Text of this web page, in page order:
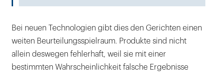
Bei neuen Technologien gibt dies den Gerichten einen
weiten Beurteilungsspielraum. Produkte sind nicht
allein deswegen fehlerhaft, weil sie mit einer
bestimmten Wahrscheinlichkeit falsche Ergebnisse